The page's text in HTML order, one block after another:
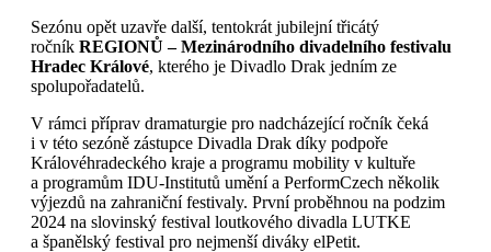
Sezónu opět uzavře další, tentokrát jubilejní třicátý
ročník REGIONŮ – Mezinárodního divadelního festivalu
Hradec Králové, kterého je Divadlo Drak jedním ze
spolupořadatelů.
V rámci příprav dramaturgie pro nadcházející ročník čeká
i v této sezóně zástupce Divadla Drak díky podpoře
Královéhradeckého kraje a programu mobility v kultuře
a programům IDU-Institutů umění a PerformCzech několik
výjezdů na zahraniční festivaly. První proběhnou na podzim
2024 na slovinský festival loutkového divadla LUTKE
a španělský festival pro nejmenší diváky elPetit.